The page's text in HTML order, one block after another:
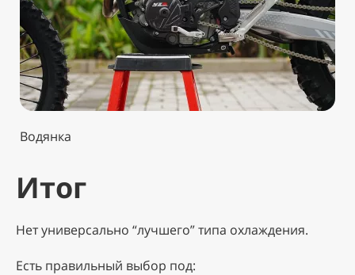
Водянка
Итог
Нет универсально “лучшего” типа охлаждения.
Есть правильный выбор под: